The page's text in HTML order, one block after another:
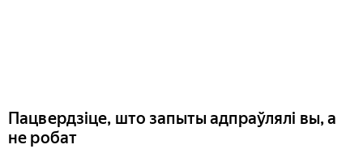
Пацвердзіце, што запыты адпраўлялі вы, а
не робат